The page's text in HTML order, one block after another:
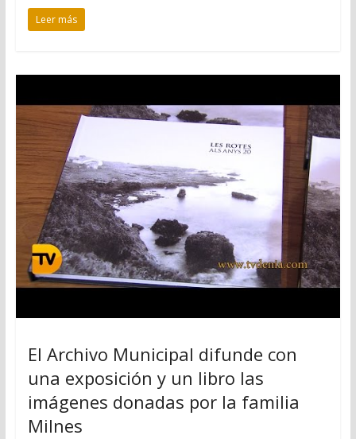
Leer más
El Archivo Municipal difunde con
una exposición y un libro las
imágenes donadas por la familia
Milnes